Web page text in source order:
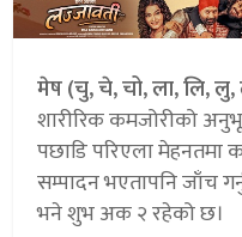
मेष (चु, चे, चो, ला, लि,
शारीरिक कमजोरीको
पछाडि परिएला मेहनतमा
सम्पादन भएतापनि जाँच
भने शुभ अक २ रहेको छ।